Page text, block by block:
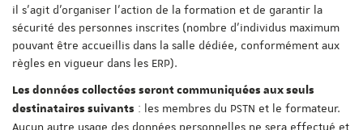
il s'agit d'organiser l'action de la formation et de garantir la
sécurité des personnes inscrites (nombre d'individus maximum
pouvant être accueillis dans la salle dédiée, conformément aux
règles en vigueur dans les ERP).
Les données collectées seront communiquées aux seuls
destinataires suivants : les membres du PSTN et le formateur.
Aucun autre usage des données personnelles ne sera effectué et